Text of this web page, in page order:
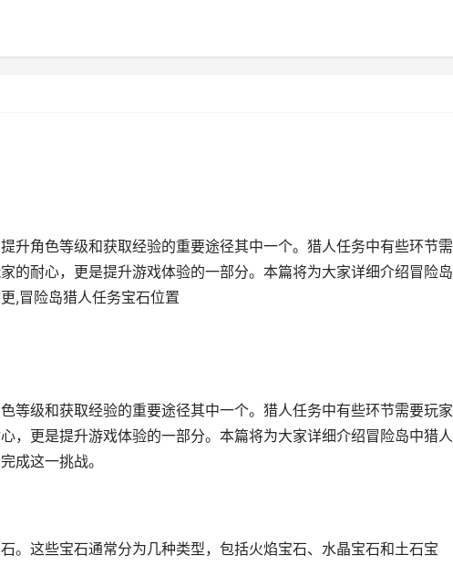
升角色等级和获取经验的重要途径其中一个。猎人任务中有些环节需
的耐心，更是提升游戏体验的一部分。本篇将为大家详细介绍冒险岛
,冒险岛猎人任务宝石位置
等级和获取经验的重要途径其中一个。猎人任务中有些环节需要玩家
，更是提升游戏体验的一部分。本篇将为大家详细介绍冒险岛中猎人
成这一挑战。
。这些宝石通常分为几种类型，包括火焰宝石、水晶宝石和土石宝